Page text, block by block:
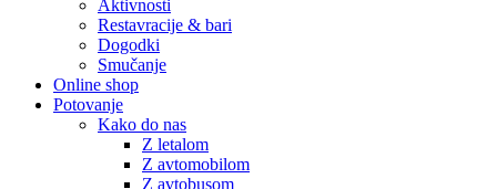
Aktivnosti
Restavracije & bari
Dogodki
Smučanje
Online shop
Potovanje
Kako do nas
Z letalom
Z avtomobilom
Z avtobusom